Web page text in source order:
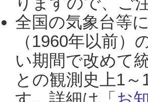
全国の気象台等
（1960年以前
い期間で改めて
との観測史上1